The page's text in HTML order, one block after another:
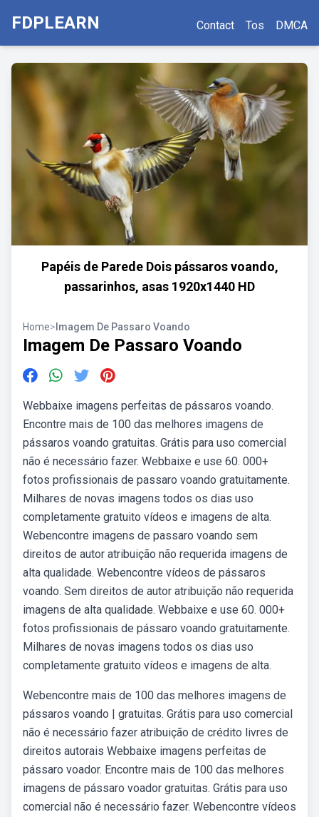
FDPLEARN Contact Tos DMCA
Papéis de Parede Dois pássaros voando,
passarinhos, asas 1920x1440 HD
Home> Imagem De Passaro Voando
Imagem De Passaro Voando
Webbaixe imagens perfeitas de pássaros voando.
Encontre mais de 100 das melhores imagens de
pássaros voando gratuitas. Grátis para uso comercial
não é necessário fazer. Webbaixe e use 60. 000+
fotos profissionais de passaro voando gratuitamente.
Milhares de novas imagens todos os dias uso
completamente gratuito vídeos e imagens de alta.
Webencontre imagens de passaro voando sem
direitos de autor atribuição não requerida imagens de
alta qualidade. Webencontre vídeos de pássaros
voando. Sem direitos de autor atribuição não requerida
imagens de alta qualidade. Webbaixe e use 60. 000+
fotos profissionais de pássaro voando gratuitamente.
Milhares de novas imagens todos os dias uso
completamente gratuito vídeos e imagens de alta.
Webencontre mais de 100 das melhores imagens de
pássaros voando | gratuitas. Grátis para uso comercial
não é necessário fazer atribuição de crédito livres de
direitos autorais Webbaixe imagens perfeitas de
pássaro voador. Encontre mais de 100 das melhores
imagens de pássaro voador gratuitas. Grátis para uso
comercial não é necessário fazer. Webencontre vídeos